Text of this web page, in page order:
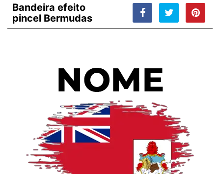
Bandeira efeito
pincel Bermudas